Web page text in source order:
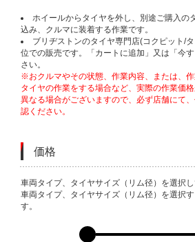
ホイールからタイヤを外し、別途ご購入の
込み、クルマに装着する作業です。
ブリヂストンのタイヤ専門店(コクピット/
位での販売です。「カートに追加」又は「今
さい。
※おクルマやその状態、作業内容、または、
タイヤの作業をする場合など、実際の作業価
異なる場合がございますので、必ず店舗にて
認ください。
価格
VARIATIONS
車両タイプ、タイヤサイズ（リム径）を選択し
車両タイプ、タイヤサイズ（リム径）を選択
す。